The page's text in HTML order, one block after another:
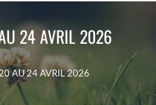
24 AVRIL 2026
AU 24 AVRIL 2026